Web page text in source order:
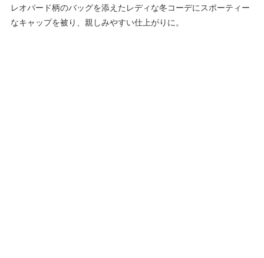
レオパード柄のバッグを添えたレディな冬コーデにスポーティー
なキャップを被り、親しみやすい仕上がりに。